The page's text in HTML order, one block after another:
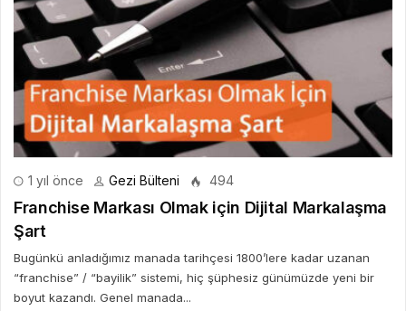
1 yıl önce Gezi Bülteni 494
Franchise Markası Olmak için Dijital Markalaşma
Şart
Bugünkü anladığımız manada tarihçesi 1800’lere kadar uzanan
“franchise” / “bayilik” sistemi, hiç şüphesiz günümüzde yeni bir
boyut kazandı. Genel manada...